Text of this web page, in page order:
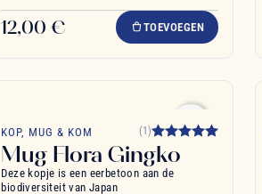
12,00 € TOEVOEGEN
favorite_border
KOP, MUG & KOM (1)
Mug Flora Gingko
Deze kopje is een eerbetoon aan de
biodiversiteit van Japan